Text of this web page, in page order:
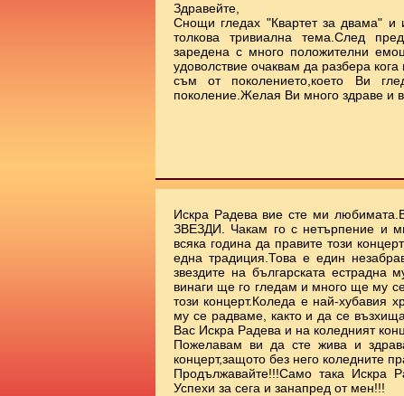
Здравейте,
Снощи гледах "Квартет за двама" и
толкова тривиална тема.След
заредена с много положителни
удоволствие очаквам да разбера
съм от поколението,което Ви
поколение.Желая Ви много здраве и
Искра Радева вие сте ми
ЗВЕЗДИ. Чакам го с нетърпение и
всяка година да правите този
една традиция.Това е един
звездите на българската
винаги ще го гледам и много ще му
този концерт.Коледа е най-хубавия
му се радваме, както и да се
Вас Искра Радева и на коледният
Пожелавам ви да сте жива и
концерт,защото без него коледните
Продължавайте!!!Само така Искра
Успехи за сега и занапред от мен!!!